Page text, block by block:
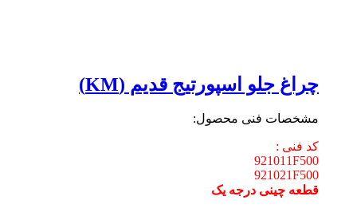
چراغ جلو اسپورتیج قدیم (KM)
مشخصات فنی محصول:
کد فنی :
921011F500
921021F500
قطعه چینی درجه یک